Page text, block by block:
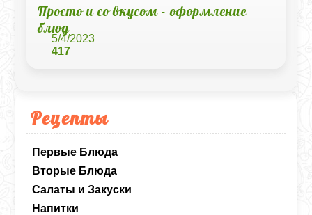
Рецепты
Первые Блюда
Вторые Блюда
Салаты и Закуски
Напитки
Просто и со вкусом - оформление
блюд
5/4/2023
417